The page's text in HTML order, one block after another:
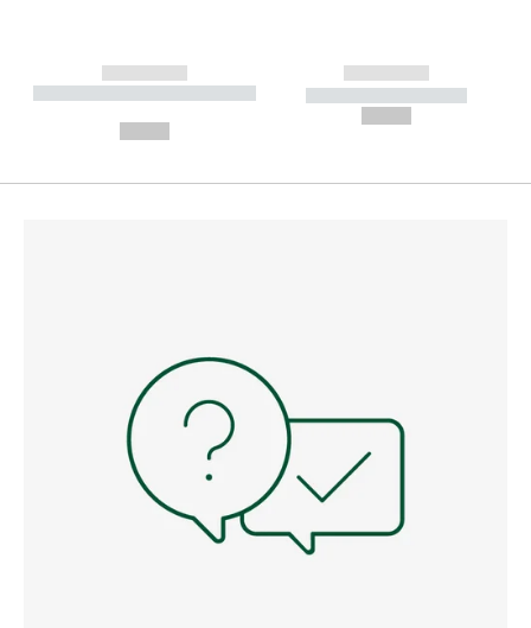
------------
----------- ----------- --------
------------
----------- -----------